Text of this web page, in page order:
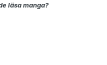
läsa manga?